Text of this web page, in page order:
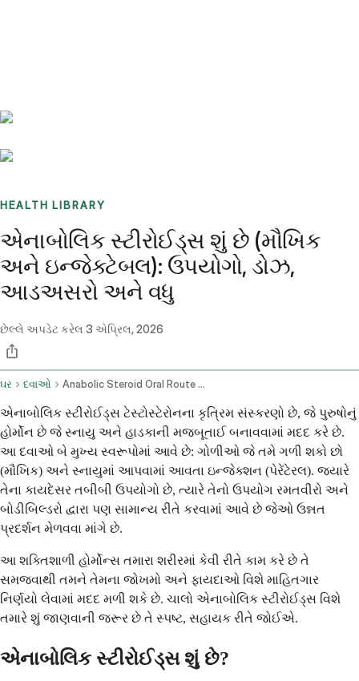
HEALTH LIBRARY
એનાબોલિક સ્ટીરોઈડ્સ શું છે (મૌખિક
અને ઇન્જેક્ટેબલ): ઉપયોગો, ડોઝ,
આડઅસરો અને વધુ
છેલ્લે અપડેટ કરેલ 3 એપ્રિલ, 2026
ઘર દવાઓ Anabolic Steroid Oral Route Parenteral Route
એનાબોલિક સ્ટીરોઈડ્સ ટેસ્ટોસ્ટેરોનના કૃત્રિમ સંસ્કરણો છે, જે પુરુષોનું
હોર્મોન છે જે સ્નાયુ અને હાડકાની મજબૂતાઈ બનાવવામાં મદદ કરે છે.
આ દવાઓ બે મુખ્ય સ્વરૂપોમાં આવે છે: ગોળીઓ જે તમે ગળી શકો છો
(મૌખિક) અને સ્નાયુમાં આપવામાં આવતા ઇન્જેક્શન (પેરેંટેરલ). જ્યારે
તેના કાયદેસર તબીબી ઉપયોગો છે, ત્યારે તેનો ઉપયોગ રમતવીરો અને
બોડીબિલ્ડરો દ્વારા પણ સામાન્ય રીતે કરવામાં આવે છે જેઓ ઉન્નત
પ્રદર્શન મેળવવા માંગે છે.
આ શક્તિશાળી હોર્મોન્સ તમારા શરીરમાં કેવી રીતે કામ કરે છે તે
સમજવાથી તમને તેમના જોખમો અને ફાયદાઓ વિશે માહિતગાર
નિર્ણયો લેવામાં મદદ મળી શકે છે. ચાલો એનાબોલિક સ્ટીરોઈડ્સ વિશે
તમારે શું જાણવાની જરૂર છે તે સ્પષ્ટ, સહાયક રીતે જોઈએ.
એનાબોલિક સ્ટીરોઈડ્સ શું છે?